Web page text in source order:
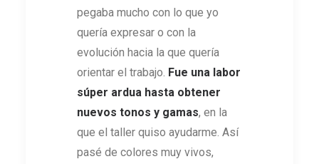
pegaba mucho con lo que yo
quería expresar o con la
evolución hacia la que quería
orientar el trabajo. Fue una labor
súper ardua hasta obtener
nuevos tonos y gamas, en la
que el taller quiso ayudarme. Así
pasé de colores muy vivos,